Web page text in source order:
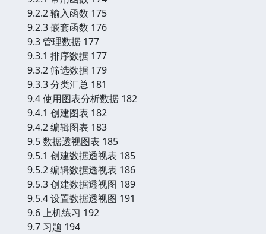
9.2.2 输入函数 175
9.2.3 嵌套函数 176
9.3 管理数据 177
9.3.1 排序数据 177
9.3.2 筛选数据 179
9.3.3 分类汇总 181
9.4 使用图表分析数据 182
9.4.1 创建图表 182
9.4.2 编辑图表 183
9.5 数据透视图表 185
9.5.1 创建数据透视表 185
9.5.2 编辑数据透视表 186
9.5.3 创建数据透视图 189
9.5.4 设置数据透视图 191
9.6 上机练习 192
9.7 习题 194